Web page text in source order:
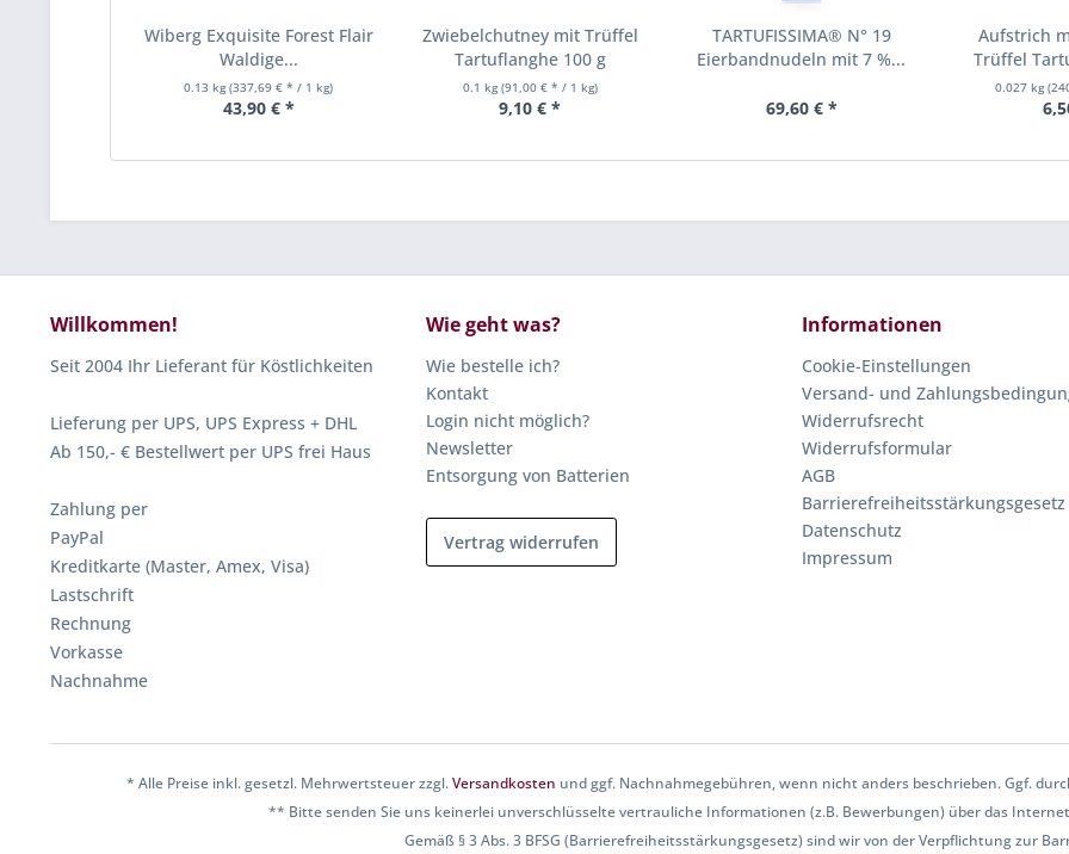
Wiberg Exquisite Forest Flair
Waldige...
0.13 kg(337,69 € * / 1 kg)
43,90 € *
Zwiebelchutney mit Trüffel
Tartuflanghe 100 g
0.1 kg(91,00 € * / 1 kg)
9,10 € *
TARTUFISSIMA® N° 19
Eierbandnudeln mit 7 %...
69,60 € *
Aufstrich
Trüffel
0.027 kg
Willkommen!
Seit 2004 Ihr Lieferant für Köstlichkeiten
Lieferung per UPS, UPS Express + DHL
Ab 150,- € Bestellwert per UPS frei Haus
Zahlung per
PayPal
Kreditkarte (Master, Amex, Visa)
Lastschrift
Rechnung
Vorkasse
Nachnahme
Wie geht was?
Wie bestelle ich?
Kontakt
Login nicht möglich?
Newsletter
Entsorgung von Batterien
Vertrag widerrufen
Informationen
Cookie-Einstellungen
Versand- und
Widerrufsrecht
Widerrufsformular
AGB
Barrierefreiheitsstärkungsgesetz
Datenschutz
Impressum
* Alle Preise inkl. gesetzl. Mehrwertsteuer zzgl.Versandkosten und ggf. Nachnahmegebühren, wenn nicht anders beschrieben. Ggf.
** Bitte senden Sie uns keinerlei unverschlüsselte vertrauliche Informationen (z.B. Bewerbungen) über das
Gemäß § 3 Abs. 3 BFSG (Barrierefreiheitsstärkungsgesetz) sind wir von der Verpflichtung zur